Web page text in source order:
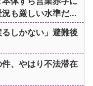
も厳しい水準だ...
しかない」避難後
件、やはり不法滞在